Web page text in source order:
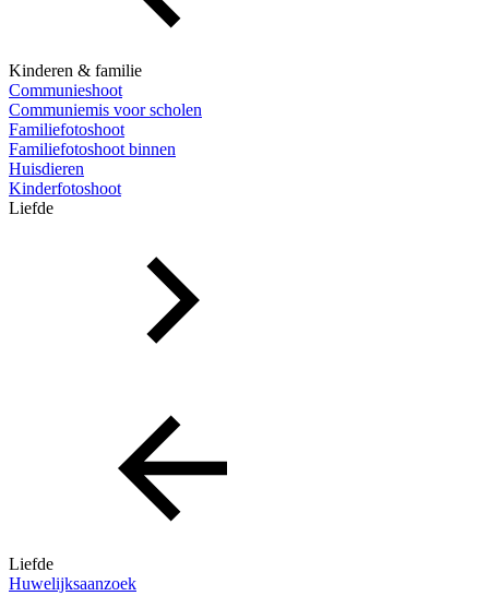
Kinderen & familie
Communieshoot
Communiemis voor scholen
Familiefotoshoot
Familiefotoshoot binnen
Huisdieren
Kinderfotoshoot
Liefde
Liefde
Huwelijksaanzoek